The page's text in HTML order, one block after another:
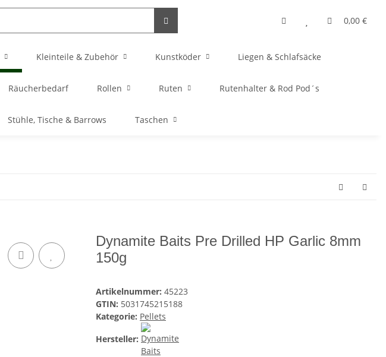
0,00 €
Kleinteile & Zubehör Kunstköder Liegen & Schlafsäcke
Räucherbedarf Rollen Ruten Rutenhalter & Rod Pod´s
Stühle, Tische & Barrows Taschen
Dynamite Baits Pre Drilled HP Garlic 8mm
150g
Artikelnummer: 45223
GTIN: 5031745215188
Kategorie: Pellets
Hersteller: